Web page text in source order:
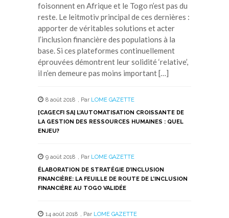
foisonnent en Afrique et le Togo n’est pas du
reste. Le leitmotiv principal de ces dernières :
apporter de véritables solutions et acter
l’inclusion financière des populations à la
base. Si ces plateformes continuellement
éprouvées démontrent leur solidité ‘relative’,
il n’en demeure pas moins important […]
8 août 2018 , Par LOME GAZETTE
[CAGECFI SA] L’AUTOMATISATION CROISSANTE DE
LA GESTION DES RESSOURCES HUMAINES : QUEL
ENJEU?
9 août 2018 , Par LOME GAZETTE
ÉLABORATION DE STRATÉGIE D’INCLUSION
FINANCIÈRE: LA FEUILLE DE ROUTE DE L’INCLUSION
FINANCIÈRE AU TOGO VALIDÉE
14 août 2018 , Par LOME GAZETTE